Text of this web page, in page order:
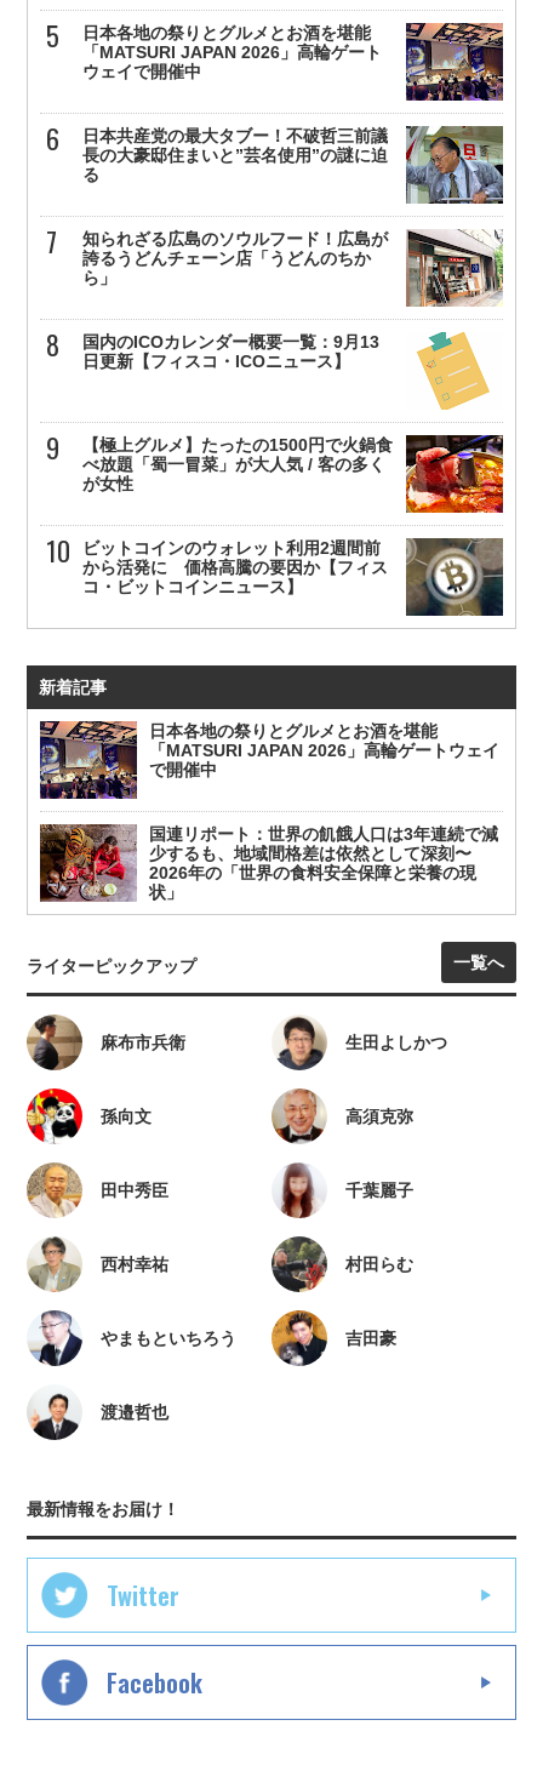
日本各地の祭りとグルメとお酒を堪能
「MATSURI JAPAN 2026」高輪ゲート
ウェイで開催中
日本共産党の最大タブー！不破哲三前議
長の大豪邸住まいと”芸名使用”の謎に迫
る
知られざる広島のソウルフード！広島が
誇るうどんチェーン店「うどんのちか
ら」
国内のICOカレンダー概要一覧：9月13
日更新【フィスコ・ICOニュース】
【極上グルメ】たったの1500円で火鍋食
べ放題「蜀一冒菜」が大人気 / 客の多く
が女性
ビットコインのウォレット利用2週間前
から活発に 価格高騰の要因か【フィス
コ・ビットコインニュース】
新着記事
日本各地の祭りとグルメとお酒を堪能
「MATSURI JAPAN 2026」高輪ゲートウェイ
で開催中
国連リポート：世界の飢餓人口は3年連続で減
少するも、地域間格差は依然として深刻〜
2026年の「世界の食料安全保障と栄養の現
状」
ライターピックアップ 一覧へ
麻布市兵衛 生田よしかつ
孫向文 高須克弥
田中秀臣 千葉麗子
西村幸祐 村田らむ
やまもといちろう 吉田豪
渡邉哲也
最新情報をお届け！
Twitter
Facebook